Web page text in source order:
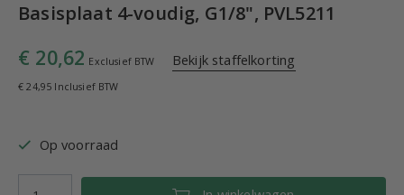
Basisplaat 4-voudig, G1/8", PVL5211
€ 20,62 Exclusief BTW Bekijk staffelkorting
€ 24,95 Inclusief BTW
Op voorraad